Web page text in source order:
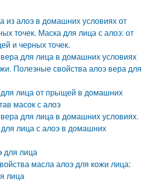
из алоэ в домашних условиях от
точек. Маска для лица с алоэ: от
и черных точек.
для лица в домашних условиях
Полезные свойства алоэ вера для
для лица от прыщей в домашних
масок с алоэ
для лица в домашних условиях.
лица с алоэ в домашних
для лица
масла алоэ для кожи лица:
лица